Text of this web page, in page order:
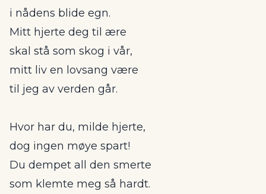
i nådens blide egn.
Mitt hjerte deg til ære
skal stå som skog i vår,
mitt liv en lovsang være
til jeg av verden går.
Hvor har du, milde hjerte,
dog ingen møye spart!
Du dempet all den smerte
som klemte meg så hardt.